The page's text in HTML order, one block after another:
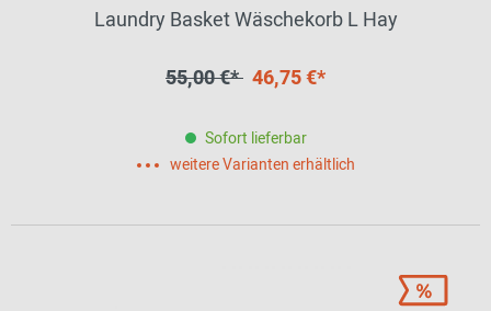
Laundry Basket Wäschekorb L Hay
55,00 €* 46,75 €*
Sofort lieferbar
weitere Varianten erhältlich